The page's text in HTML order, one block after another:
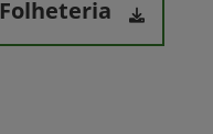
Folheteria